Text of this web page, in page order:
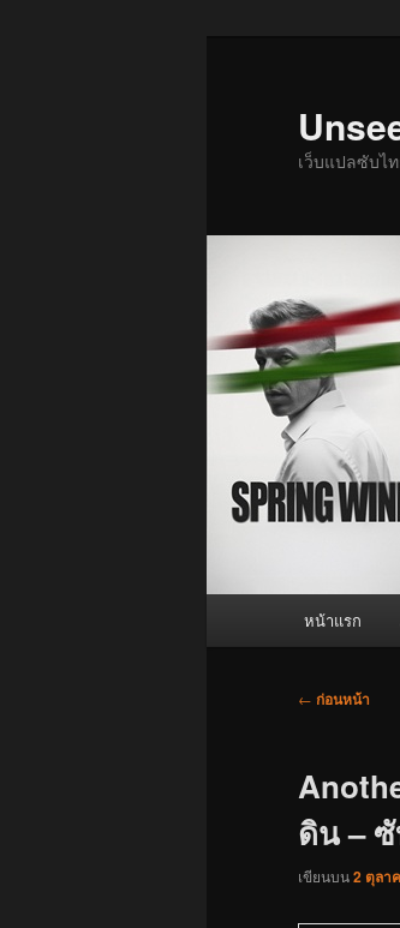
เว็บแปลซับไ
หน้าแรก
เมนู
← ก่อนหน้า
ดิน – ซั
เขียนบน2 ตุลา